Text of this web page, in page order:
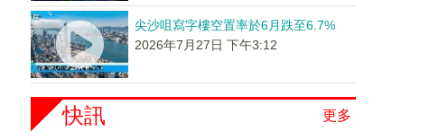
尖沙咀寫字樓空置率於6月跌至6.7%
2026年7月27日 下午3:12
更多
快訊